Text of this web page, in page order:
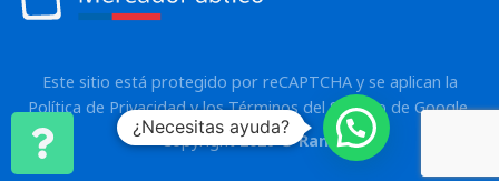
Este sitio está protegido por reCAPTCHA y se aplican la
Política de Privacidady losTérminos del Servicio de Google.
Copyright 2026 ©Rann
¿Necesitas ayuda?